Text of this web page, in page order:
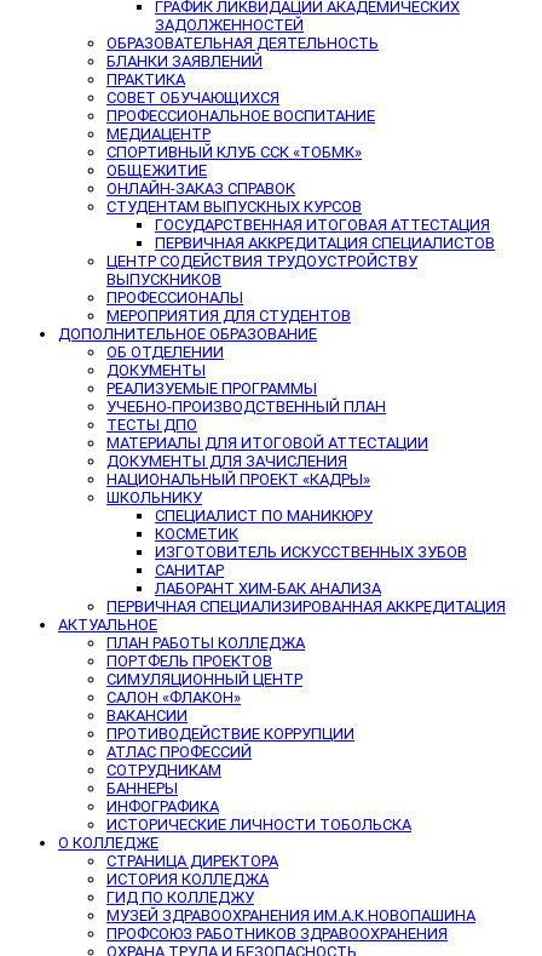
ГРАФИК ЛИКВИДАЦИИ АКАДЕМИЧЕСКИХ
ЗАДОЛЖЕННОСТЕЙ
ОБРАЗОВАТЕЛЬНАЯ ДЕЯТЕЛЬНОСТЬ
БЛАНКИ ЗАЯВЛЕНИЙ
ПРАКТИКА
СОВЕТ ОБУЧАЮЩИХСЯ
ПРОФЕССИОНАЛЬНОЕ ВОСПИТАНИЕ
МЕДИАЦЕНТР
СПОРТИВНЫЙ КЛУБ ССК «ТОБМК»
ОБЩЕЖИТИЕ
ОНЛАЙН-ЗАКАЗ СПРАВОК
СТУДЕНТАМ ВЫПУСКНЫХ КУРСОВ
ГОСУДАРСТВЕННАЯ ИТОГОВАЯ АТТЕСТАЦИЯ
ПЕРВИЧНАЯ АККРЕДИТАЦИЯ СПЕЦИАЛИСТОВ
ЦЕНТР СОДЕЙСТВИЯ ТРУДОУСТРОЙСТВУ
ВЫПУСКНИКОВ
ПРОФЕССИОНАЛЫ
МЕРОПРИЯТИЯ ДЛЯ СТУДЕНТОВ
ДОПОЛНИТЕЛЬНОЕ ОБРАЗОВАНИЕ
ОБ ОТДЕЛЕНИИ
ДОКУМЕНТЫ
РЕАЛИЗУЕМЫЕ ПРОГРАММЫ
УЧЕБНО-ПРОИЗВОДСТВЕННЫЙ ПЛАН
ТЕСТЫ ДПО
МАТЕРИАЛЫ ДЛЯ ИТОГОВОЙ АТТЕСТАЦИИ
ДОКУМЕНТЫ ДЛЯ ЗАЧИСЛЕНИЯ
НАЦИОНАЛЬНЫЙ ПРОЕКТ «КАДРЫ»
ШКОЛЬНИКУ
СПЕЦИАЛИСТ ПО МАНИКЮРУ
КОСМЕТИК
ИЗГОТОВИТЕЛЬ ИСКУССТВЕННЫХ ЗУБОВ
САНИТАР
ЛАБОРАНТ ХИМ-БАК АНАЛИЗА
ПЕРВИЧНАЯ СПЕЦИАЛИЗИРОВАННАЯ АККРЕДИТАЦИЯ
АКТУАЛЬНОЕ
ПЛАН РАБОТЫ КОЛЛЕДЖА
ПОРТФЕЛЬ ПРОЕКТОВ
СИМУЛЯЦИОННЫЙ ЦЕНТР
САЛОН «ФЛАКОН»
ВАКАНСИИ
ПРОТИВОДЕЙСТВИЕ КОРРУПЦИИ
АТЛАС ПРОФЕССИЙ
СОТРУДНИКАМ
БАННЕРЫ
ИНФОГРАФИКА
ИСТОРИЧЕСКИЕ ЛИЧНОСТИ ТОБОЛЬСКА
О КОЛЛЕДЖЕ
СТРАНИЦА ДИРЕКТОРА
ИСТОРИЯ КОЛЛЕДЖА
ГИД ПО КОЛЛЕДЖУ
МУЗЕЙ ЗДРАВООХРАНЕНИЯ ИМ.А.К.НОВОПАШИНА
ПРОФСОЮЗ РАБОТНИКОВ ЗДРАВООХРАНЕНИЯ
ОХРАНА ТРУДА И БЕЗОПАСНОСТЬ